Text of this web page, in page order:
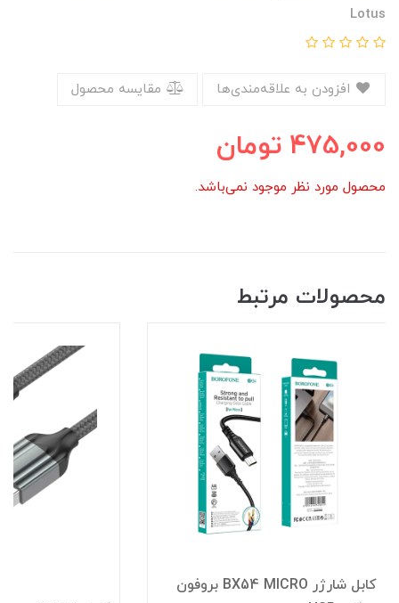
Lotus
مقایسه محصول
475,000 تومان
محصول مورد نظر موجود نمی‌باشد.
محصولات مرتبط
کابل شارژر BX54 MICRO بروفون